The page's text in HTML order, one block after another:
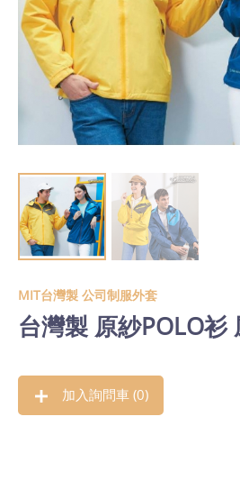
MIT台灣製 公司制服外套
台灣製 原紗POLO衫
加入詢問車 (0)